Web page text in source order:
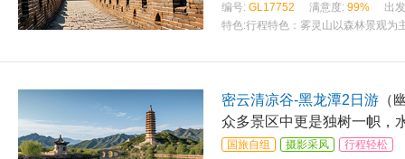
编号: GL17752 满意度: 99%
出
特色:行程特色：雾灵山以森林景观为
密云清凉谷-黑龙潭2日游 （
众多景区中更是独树一帜，
国旅自组 摄影采风
行程轻松